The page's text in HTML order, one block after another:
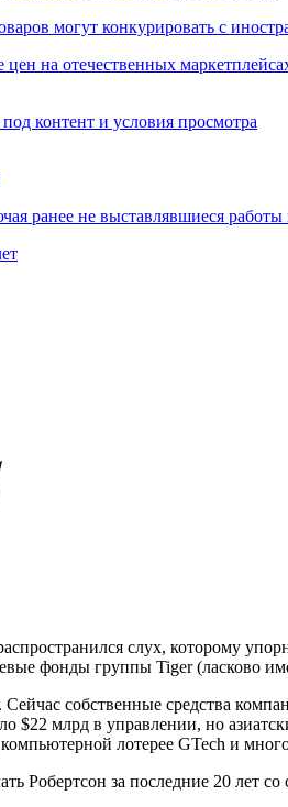
могут конкурировать с
контент и условия просмотра
ранее не выставлявшиеся
слух, которому
фонды группы Tiger (ласково
собственные средства
млрд в управлении, но
лотерее GTech и
Робертсон за последние 20 лет